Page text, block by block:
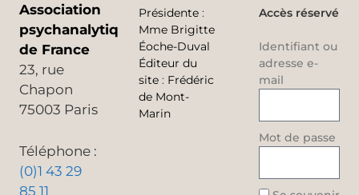
Association
psychanalytique
de France
23, rue
Chapon
75003 Paris
Téléphone :
(0)1 43 29
85 11
Présidente :
Mme Brigitte
Éoche-Duval
Éditeur du
site : Frédéric
de Mont-
Marin
Accès réservé
Identifiant ou
adresse e-
mail
Mot de passe